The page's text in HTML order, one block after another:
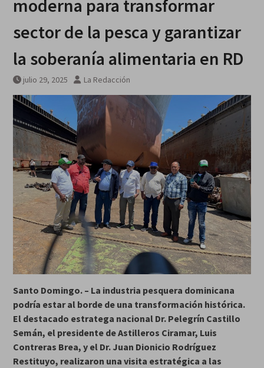
escombros
informaciones últimas 24 horas,
jueves 6 agosto 2026
moderna para transformar
sector de la pesca y garantizar
la soberanía alimentaria en RD
julio 29, 2025 La Redacción
Santo Domingo. – La industria pesquera dominicana
podría estar al borde de una transformación histórica.
El destacado estratega nacional Dr. Pelegrín Castillo
Semán, el presidente de Astilleros Ciramar, Luis
Contreras Brea, y el Dr. Juan Dionicio Rodríguez
Restituyo, realizaron una visita estratégica a las